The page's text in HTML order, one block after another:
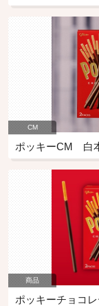
CM
ポッキーCM 白
商品
ポッキーチョコレ